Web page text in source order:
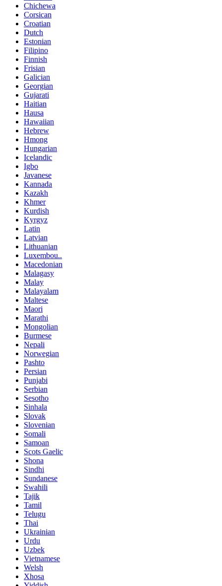
Chichewa
Corsican
Croatian
Dutch
Estonian
Filipino
Finnish
Frisian
Galician
Georgian
Gujarati
Haitian
Hausa
Hawaiian
Hebrew
Hmong
Hungarian
Icelandic
Igbo
Javanese
Kannada
Kazakh
Khmer
Kurdish
Kyrgyz
Latin
Latvian
Lithuanian
Luxembou..
Macedonian
Malagasy
Malay
Malayalam
Maltese
Maori
Marathi
Mongolian
Burmese
Nepali
Norwegian
Pashto
Persian
Punjabi
Serbian
Sesotho
Sinhala
Slovak
Slovenian
Somali
Samoan
Scots Gaelic
Shona
Sindhi
Sundanese
Swahili
Tajik
Tamil
Telugu
Thai
Ukrainian
Urdu
Uzbek
Vietnamese
Welsh
Xhosa